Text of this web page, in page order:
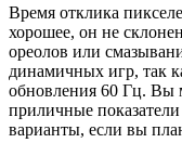
Время отклика
хорошее, он не
ореолов или
динамичных игр, так
обновления 60 Гц. Вы
приличные
варианты, если вы